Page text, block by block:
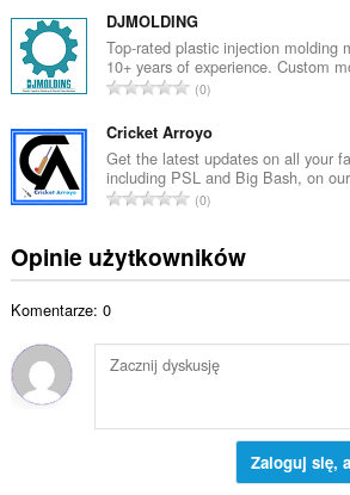
c
z
b
a
c
e
n
:
t
a
l
c
z
b
a
c
e
ł
k
o
w
t
a
l
z
b
c
:
DJMOLDING
Top-rated plastic injection molding
10+ years of experience. Custom
C
ł
k
o
w
t
a
c
z
0
Cricket Arroyo
Get the latest updates on all your
including PSL and Big Bash, on
C
k
i
t
i
0
Opinie użytkowników
Komentarze: 0
Zaloguj się,